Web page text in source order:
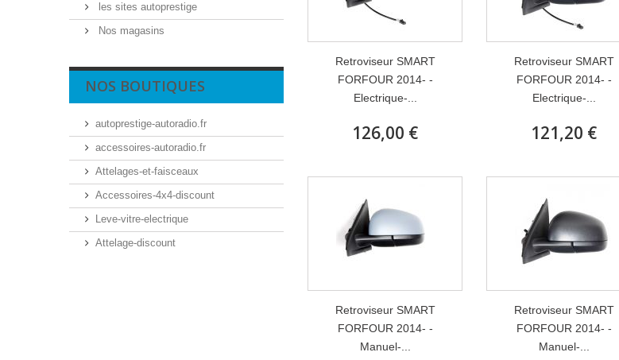
les sites autoprestige
Nos magasins
NOS BOUTIQUES
autoprestige-autoradio.fr
accessoires-autoradio.fr
Attelages-et-faisceaux
Accessoires-4x4-discount
Leve-vitre-electrique
Attelage-discount
Retroviseur SMART
FORFOUR 2014- -
Electrique-...
126,00 €
Retroviseur SMART
FORFOUR 2014- -
Electrique-...
121,20 €
Retroviseur SMART
FORFOUR 2014- -
Manuel-...
Retroviseur SMART
FORFOUR 2014- -
Manuel-...